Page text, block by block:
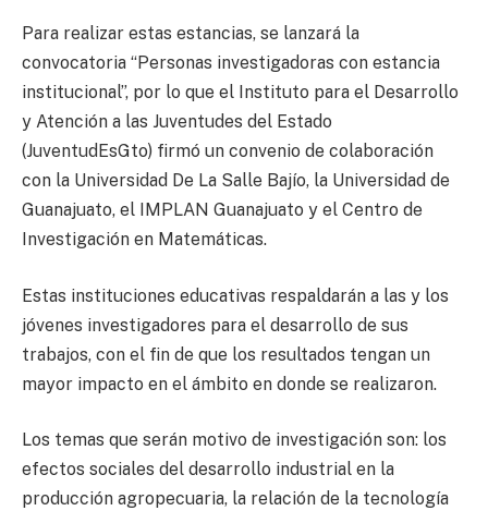
Para realizar estas estancias, se lanzará la
convocatoria “Personas investigadoras con estancia
institucional”, por lo que el Instituto para el Desarrollo
y Atención a las Juventudes del Estado
(JuventudEsGto) firmó un convenio de colaboración
con la Universidad De La Salle Bajío, la Universidad de
Guanajuato, el IMPLAN Guanajuato y el Centro de
Investigación en Matemáticas.
Estas instituciones educativas respaldarán a las y los
jóvenes investigadores para el desarrollo de sus
trabajos, con el fin de que los resultados tengan un
mayor impacto en el ámbito en donde se realizaron.
Los temas que serán motivo de investigación son: los
efectos sociales del desarrollo industrial en la
producción agropecuaria, la relación de la tecnología